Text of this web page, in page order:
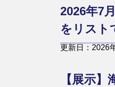
2026年7
をリスト
更新日：2026
【展示